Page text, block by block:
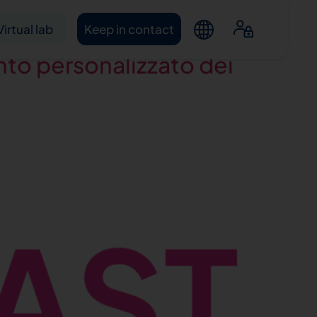
lab Keep in contact
personalizzato dei